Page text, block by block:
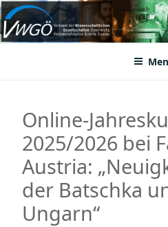
Zum
Inhalt
springenVWGÖ
Federation of Austrian Scientific
Online-
2025/2026 bei
Austria:
der Batschka
Ungarn“